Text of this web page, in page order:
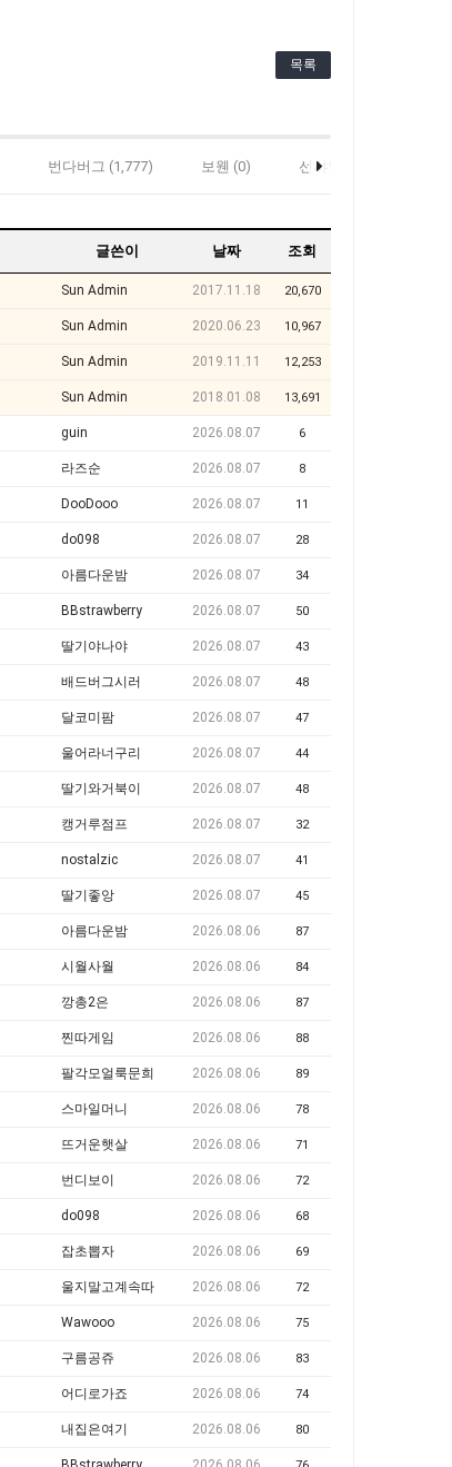
목록
번다버그 (1,777) 보웬 (0) 선샤인 (305)
글쓴이 날짜 조회
Sun Admin 2017.11.18 20,670
Sun Admin 2020.06.23 10,967
Sun Admin 2019.11.11 12,253
Sun Admin 2018.01.08 13,691
guin 2026.08.07 6
라즈순 2026.08.07 8
DooDooo 2026.08.07 11
do098 2026.08.07 28
아름다운밤 2026.08.07 34
BBstrawberry 2026.08.07 50
딸기야나야 2026.08.07 43
배드버그시러 2026.08.07 48
달코미팜 2026.08.07 47
울어라너구리 2026.08.07 44
딸기와거북이 2026.08.07 48
캥거루점프 2026.08.07 32
nostalzic 2026.08.07 41
딸기좋앙 2026.08.07 45
아름다운밤 2026.08.06 87
시월사월 2026.08.06 84
깡총2은 2026.08.06 87
찐따게임 2026.08.06 88
팔각모얼룩문희 2026.08.06 89
스마일머니 2026.08.06 78
뜨거운햇살 2026.08.06 71
번디보이 2026.08.06 72
do098 2026.08.06 68
잡초뽑자 2026.08.06 69
울지말고계속따 2026.08.06 72
Wawooo 2026.08.06 75
구름공쥬 2026.08.06 83
어디로가죠 2026.08.06 74
내집은여기 2026.08.06 80